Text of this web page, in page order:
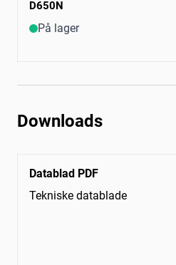
D650N
På lager
Downloads
Datablad PDF
Tekniske datablade